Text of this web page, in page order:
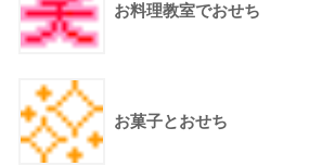
お料理教室でおせち
お菓子とおせち